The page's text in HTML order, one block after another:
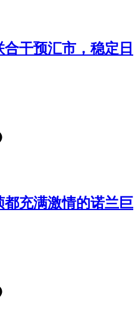
干预汇市，稳定日
都充满激情的诺兰巨